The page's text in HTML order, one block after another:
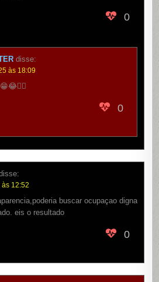
0
disse:
às 18:09
0
12:52
buscar ocupaçao digna
eis o resultado
0